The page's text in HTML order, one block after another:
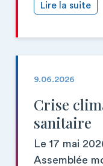
Lire la suite
9.06.2026
Crise
sanitaire
Le 17 mai
Assemblée